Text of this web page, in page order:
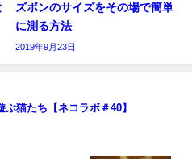
ズボンのサイズをその場で簡単
に測る方法
2019年9月23日
ぶ猫たち【ネコラボ＃40】